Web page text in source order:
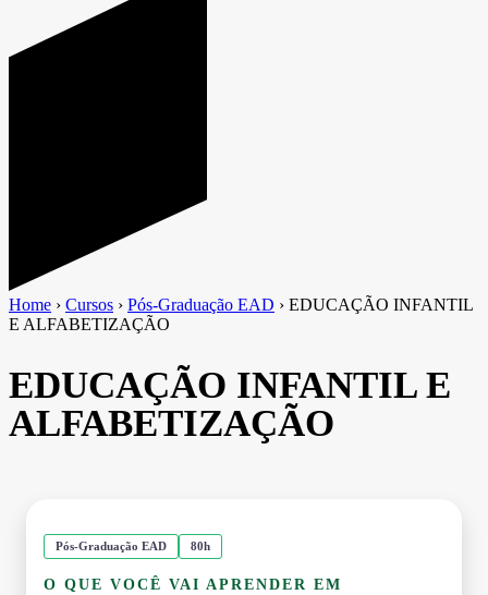
Home › Cursos › Pós-Graduação EAD › EDUCAÇÃO INFANTIL
E ALFABETIZAÇÃO
EDUCAÇÃO INFANTIL E
ALFABETIZAÇÃO
Pós-Graduação EAD 80h
O QUE VOCÊ VAI APRENDER EM